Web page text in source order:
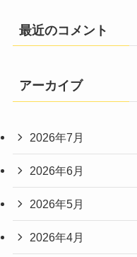
最近のコメント
アーカイブ
2026年7月
2026年6月
2026年5月
2026年4月